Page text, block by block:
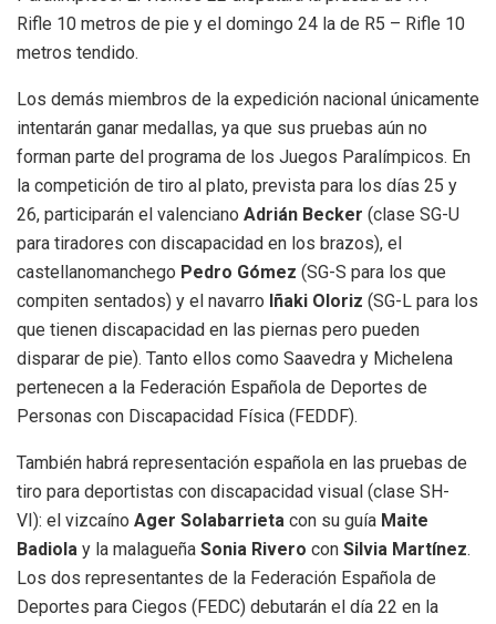
Rifle 10 metros de pie y el domingo 24 la de R5 – Rifle 10
metros tendido.
Los demás miembros de la expedición nacional únicamente
intentarán ganar medallas, ya que sus pruebas aún no
forman parte del programa de los Juegos Paralímpicos. En
la competición de tiro al plato, prevista para los días 25 y
26, participarán el valenciano Adrián Becker (clase SG-U
para tiradores con discapacidad en los brazos), el
castellanomanchego Pedro Gómez (SG-S para los que
compiten sentados) y el navarro Iñaki Oloriz (SG-L para los
que tienen discapacidad en las piernas pero pueden
disparar de pie). Tanto ellos como Saavedra y Michelena
pertenecen a la Federación Española de Deportes de
Personas con Discapacidad Física (FEDDF).
También habrá representación española en las pruebas de
tiro para deportistas con discapacidad visual (clase SH-
VI): el vizcaíno Ager Solabarrieta con su guía Maite
Badiola y la malagueña Sonia Rivero con Silvia Martínez.
Los dos representantes de la Federación Española de
Deportes para Ciegos (FEDC) debutarán el día 22 en la